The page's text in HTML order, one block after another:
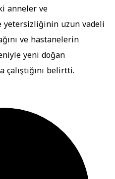
anneler ve
yetersizliğinin uzun vadeli
ve hastanelerin
yeni doğan
belirtti.